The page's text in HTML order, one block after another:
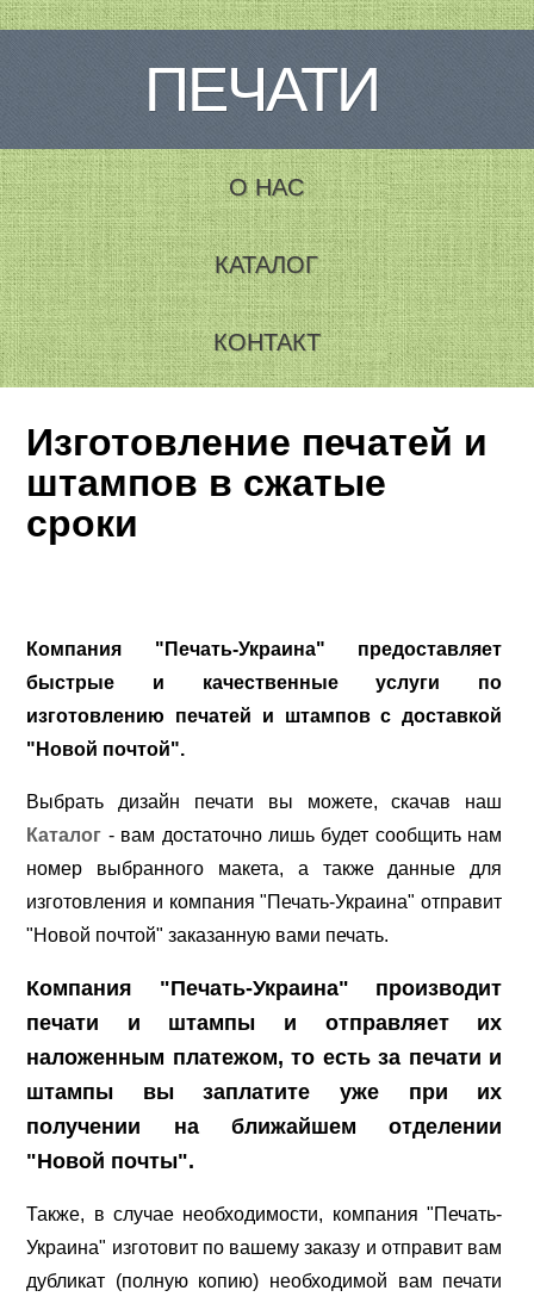
ПЕЧАТИ
О НАС
КАТАЛОГ
КОНТАКТ
Изготовление печатей и
штампов в сжатые
сроки
Компания "Печать-Украина" предоставляет
быстрые и качественные услуги по
изготовлению печатей и штампов с доставкой
"Новой почтой".
Выбрать дизайн печати вы можете, скачав наш
Каталог - вам достаточно лишь будет сообщить нам
номер выбранного макета, а также данные для
изготовления и компания "Печать-Украина" отправит
"Новой почтой" заказанную вами печать.
Компания "Печать-Украина" производит
печати и штампы и отправляет их
наложенным платежом, то есть за печати и
штампы вы заплатите уже при их
получении на ближайшем отделении
"Новой почты".
Также, в случае необходимости, компания "Печать-
Украина" изготовит по вашему заказу и отправит вам
дубликат (полную копию) необходимой вам печати